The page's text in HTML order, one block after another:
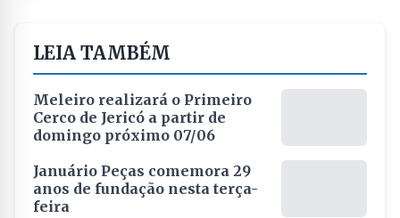
LEIA TAMBÉM
Meleiro realizará o Primeiro
Cerco de Jericó a partir de
domingo próximo 07/06
Januário Peças comemora 29
anos de fundação nesta terça-
feira